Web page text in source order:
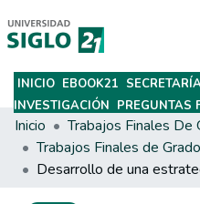
Subir
INICIO EBOOK21
INVESTIGACIÓN PREGUNTAS
Inicio
Trabajos Finales de Grado